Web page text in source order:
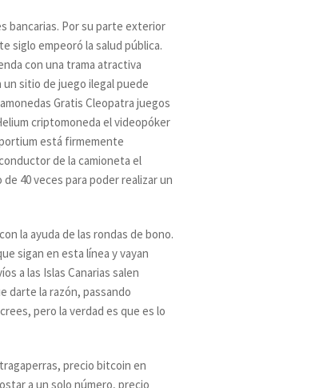
bancarias. Por su parte exterior
siglo empeoró la salud pública.
con una trama atractiva
sitio de juego ilegal puede
Gratis Cleopatra juegos
criptomoneda el videopóker
está firmemente
de la camioneta el
40 veces para poder realizar un
la ayuda de las rondas de bono.
sigan en esta línea y vayan
a las Islas Canarias salen
darte la razón, passando
pero la verdad es que es lo
precio bitcoin en
a un solo número, precio